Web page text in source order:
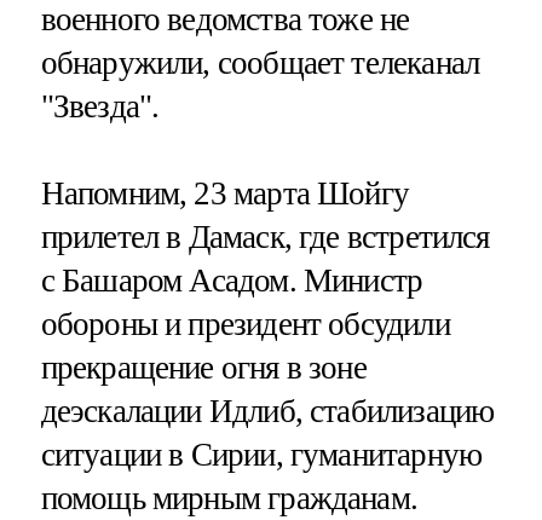
военного ведомства тоже не
обнаружили, сообщает телеканал
"Звезда".
Напомним, 23 марта Шойгу
прилетел в Дамаск, где встретился
с Башаром Асадом. Министр
обороны и президент обсудили
прекращение огня в зоне
деэскалации Идлиб, стабилизацию
ситуации в Сирии, гуманитарную
помощь мирным гражданам.